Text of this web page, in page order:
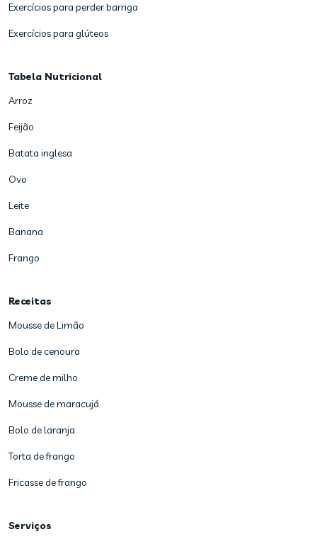
Exercícios para perder barriga
Exercícios para glúteos
Tabela Nutricional
Arroz
Feijão
Batata inglesa
Ovo
Leite
Banana
Frango
Receitas
Mousse de Limão
Bolo de cenoura
Creme de milho
Mousse de maracujá
Bolo de laranja
Torta de frango
Fricasse de frango
Serviços